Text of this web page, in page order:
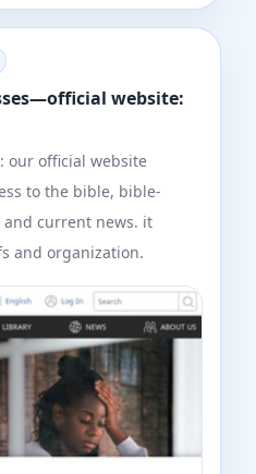
website:
our official website
to the bible, bible-
current news. it
and organization.